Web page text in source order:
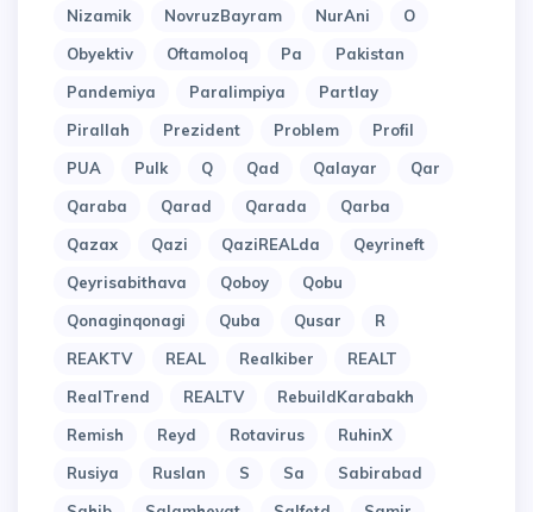
Nizamik
NovruzBayram NurAni
O
Obyektiv
Oftamoloq Pa
Pakistan
Pandemiya
Paralimpiya
Partlay
Pirallah
Prezident Problem
Profil
PUA
Pulk Q Qad Qalayar
Qar
Qaraba
Qarad Qarada
Qarba
Qazax
Qazi QaziREALda
Qeyrineft
Qeyrisabithava
Qoboy
Qobu
Qonaginqonagi
Quba Qusar
R
REAKTV
REAL Realkiber
REALT
RealTrend
REALTV
RebuildKarabakh
Remish
Reyd Rotavirus
RuhinX
Rusiya
Ruslan S Sa
Sabirabad